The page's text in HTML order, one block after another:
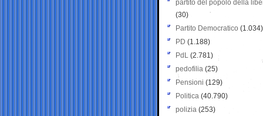
partito del popolo della
(30)
Partito Democratico (1.034)
PD (1.188)
PdL (2.781)
pedofilia (25)
Pensioni (129)
Politica (40.790)
polizia (253)